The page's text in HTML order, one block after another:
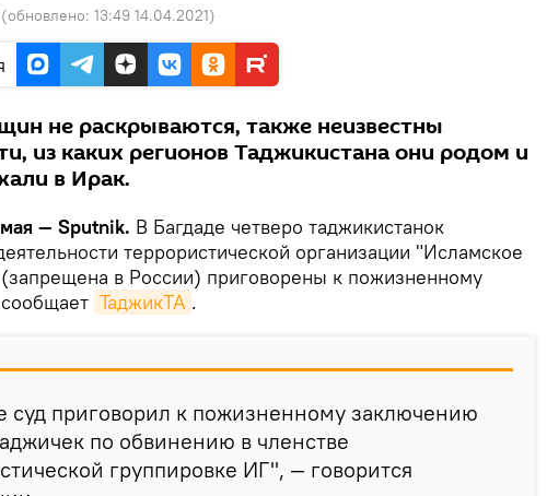
(обновлено: 13:49 14.04.2021)
не раскрываются, также неизвестны
из каких регионов Таджикистана они родом и
в Ирак.
— Sputnik. В Багдаде четверо таджикистанок
террористической организации "Исламское
(запрещена в России) приговорены к пожизненному
ТаджикТА .
суд приговорил к пожизненному заключению
по обвинению в членстве
группировке ИГ", — говорится